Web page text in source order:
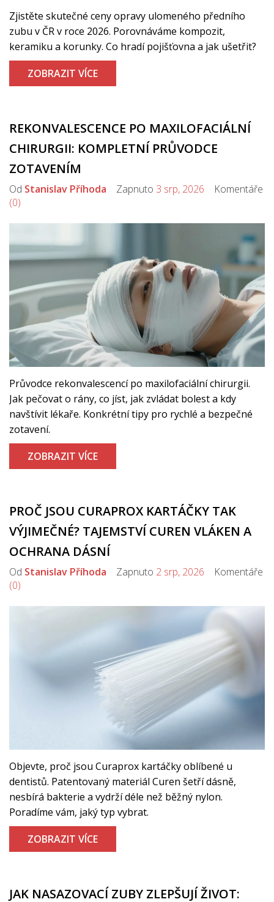
Zjistěte skutečné ceny opravy ulomeného předního
zubu v ČR v roce 2026. Porovnáváme kompozit,
keramiku a korunky. Co hradí pojišťovna a jak ušetřit?
ZOBRAZIT VÍCE
REKONVALESCENCE PO MAXILOFACIÁLNÍ
CHIRURGII: KOMPLETNÍ PRŮVODCE
ZOTAVENÍM
Od Stanislav Příhoda Zapnuto 3 srp, 2026 Komentáře
(0)
Průvodce rekonvalescencí po maxilofaciální chirurgii.
Jak pečovat o rány, co jíst, jak zvládat bolest a kdy
navštívit lékaře. Konkrétní tipy pro rychlé a bezpečné
zotavení.
ZOBRAZIT VÍCE
PROČ JSOU CURAPROX KARTÁČKY TAK
VÝJIMEČNÉ? TAJEMSTVÍ CUREN VLÁKEN A
OCHRANA DÁSNÍ
Od Stanislav Příhoda Zapnuto 2 srp, 2026 Komentáře
(0)
Objevte, proč jsou Curaprox kartáčky oblíbené u
dentistů. Patentovaný materiál Curen šetří dásně,
nesbírá bakterie a vydrží déle než běžný nylon.
Poradíme vám, jaký typ vybrat.
ZOBRAZIT VÍCE
JAK NASAZOVACÍ ZUBY ZLEPŠUJÍ ŽIVOT: